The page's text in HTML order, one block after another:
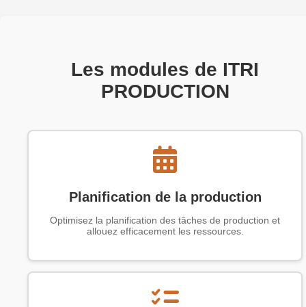
Les modules de ITRI
PRODUCTION
Planification de la production
Optimisez la planification des tâches de production et
allouez efficacement les ressources.